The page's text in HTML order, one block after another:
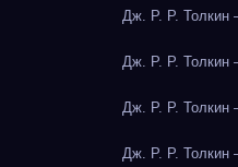
Дж. Р. Р. Толкин
Дж. Р. Р. Толкин
Дж. Р. Р. Толкин
Дж. Р. Р. Толкин